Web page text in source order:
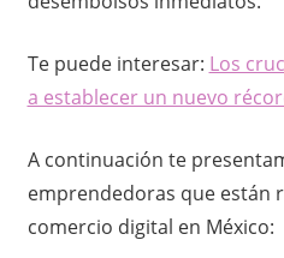
Te puede interesar: Los
a establecer un nuevo
A continuación te
emprendedoras que están
comercio digital en México: